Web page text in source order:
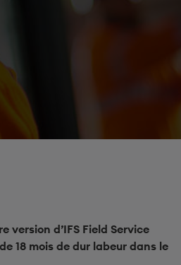
d’IFS Field Service
18 mois de dur labeur dans le